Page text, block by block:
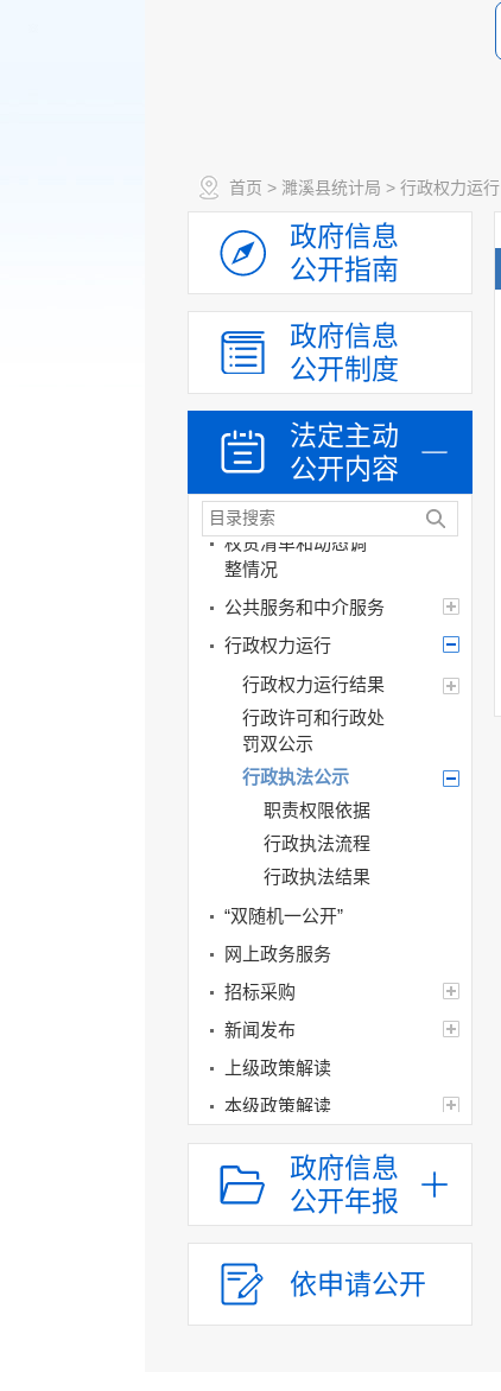
首页 > 濉溪县统计局 > 行政权力运行
政府信息
公开指南
政府信息
公开制度
法定主动
公开内容
规划计划
决策部署落实情况
建议提案办理
机构领导
机构设置
人事信息
财政资金
应急管理
乡村振兴（精准脱贫）
权责清单和动态调
整情况
公共服务和中介服务
行政权力运行
行政权力运行结果
行政许可和行政处
罚双公示
行政执法公示
职责权限依据
行政执法流程
行政执法结果
“双随机一公开”
网上政务服务
招标采购
新闻发布
上级政策解读
本级政策解读
回应关切
监督保障
计信息
政府信息
公开年报
依申请公开